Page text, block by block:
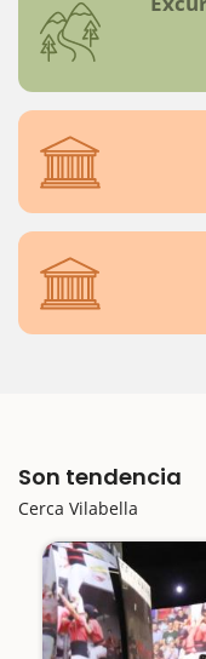
Son tendencia
Cerca Vilabella